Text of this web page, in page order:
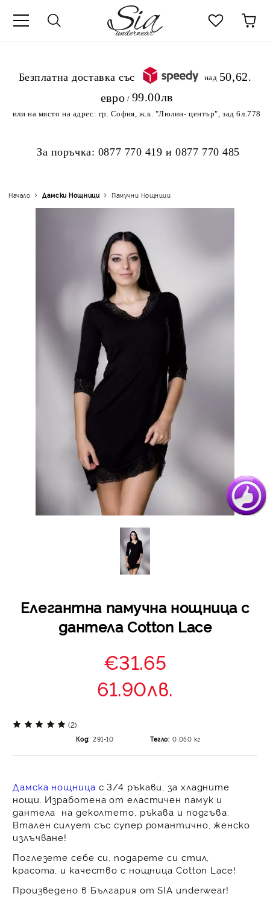
.Безплатна доставка със
над 50,62
евро / 99.00лв
или на място на адрес: гр. София, ж.к. "Люлин- център", зад бл.778
За поръчка: 0877 770 419 и0877 770 485
Начало Дамски Нощници Памучни Нощници
Елегантна памучна нощница с
дантела Cotton Lace
€31.65
61.90лв.
(2)
Код: 291-10 Тегло: 0.050 кг
Дамска нощница с 3/4 ръкави , за хладните
нощи. Изработена от еластичен памук и
дантела на деколтето, ръкава и подгъва.
Втален силует със супер романтично, женско
излъчване!
Поглезете себе си, подарете си стил,
красота, и качество с нощница Cotton Lace!
Произведено в България от SIA underwear!